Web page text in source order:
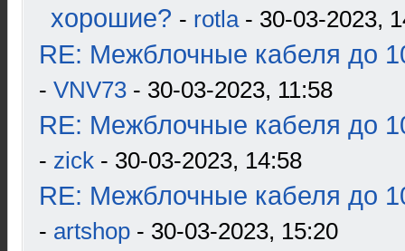
хорошие? - rotla- 30-03-2023,
RE: Межблочные кабеля до
- VNV73 - 30-03-2023, 11:58
RE: Межблочные кабеля до
- zick - 30-03-2023, 14:58
RE: Межблочные кабеля до
- artshop - 30-03-2023, 15:20